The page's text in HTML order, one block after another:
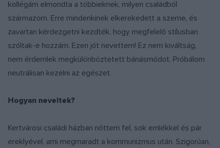
kollégám elmondta a többieknek, milyen családból
származom. Erre mindenkinek elkerekedett a szeme, és
zavartan kérdezgetni kezdték, hogy megfelelő stílusban
szóltak-e hozzám. Ezen jót nevettem! Ez nem kiváltság,
nem érdemlek megkülönböztetett bánásmódot. Próbálom
neutrálisan kezelni az egészet.
Hogyan neveltek?
Kertvárosi családi házban nőttem fel, sok emlékkel és pár
ereklyével, ami megmaradt a kommunizmus után. Szigorúan,